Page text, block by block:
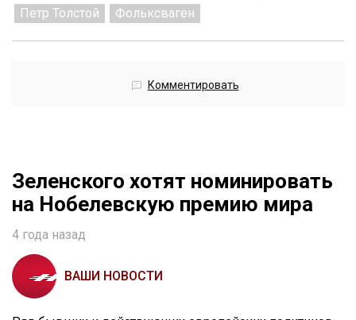
Петр Толстой
Фольксваген
Комментировать
Зеленского хотят номинировать
на Нобелевскую премию мира
4 года назад
ВАШИ НОВОСТИ